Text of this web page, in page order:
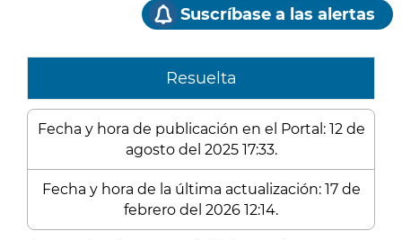
Suscríbase a las alertas
Resuelta
Fecha y hora de publicación en el Portal: 12 de
agosto del 2025 17:33.
Fecha y hora de la última actualización: 17 de
febrero del 2026 12:14.